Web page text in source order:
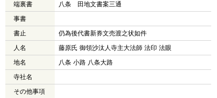
端裏書
八条 田地文書案三通
事書
書止
仍為後代書新券文売渡之状如件
人名
藤原氏 御領沙汰人寺主大法師 法印 法眼
地名
八条 小路 八条大路
寺社名
その他事項